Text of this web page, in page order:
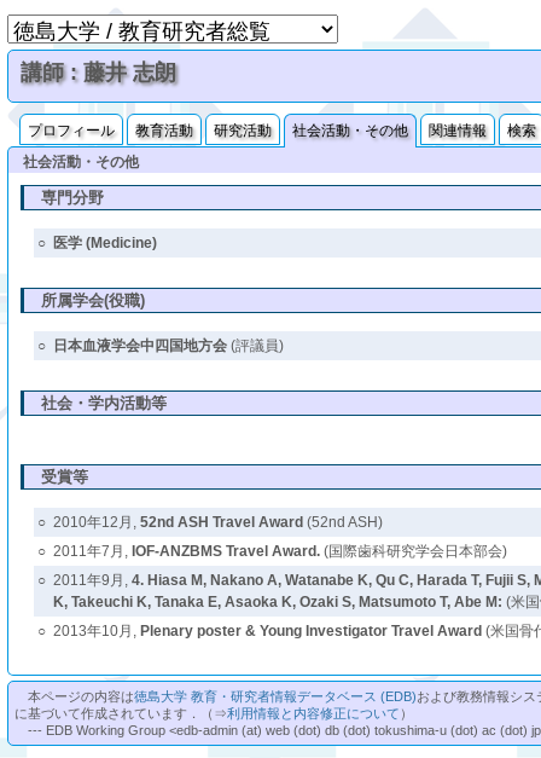
講師 : 藤井 志朗
プロフィール 教育活動 研究活動 社会活動・その他 関連情報
検索
社会活動・その他
専門分野
○ 医学 (Medicine)
所属学会(役職)
○ 日本血液学会中四国地方会(評議員)
社会・学内活動等
受賞等
○ 2010年12月, 52nd ASH Travel Award (52nd ASH)
○ 2011年7月, IOF-ANZBMS Travel Award.(国際歯科研究学会日本部会)
○ 2011年9月, 4. Hiasa M, Nakano A, Watanabe K, Qu C, Harada T, Fujii S,
K, Takeuchi K, Tanaka E, Asaoka K, Ozaki S, Matsumoto T, Abe M: (米
○ 2013年10月, Plenary poster & Young Investigator Travel Award (米国骨
本ページの内容は徳島大学 教育・研究者情報データベース (EDB)および教務情報シ
に基づいて作成されています．（⇒利用情報と内容修正について ）
--- EDB Working Group <edb-admin (at) web (dot) db (dot) tokushima-u (dot) ac (dot)